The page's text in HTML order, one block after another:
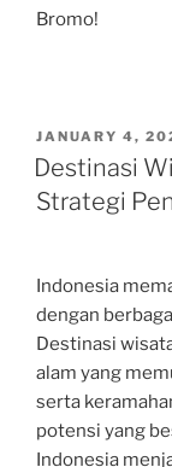
Bromo!
POSTED
ON
JANUARY 4,
Destinasi
Strategi
Indonesia
dengan
Destinasi
alam yang
serta
potensi yang
Indonesia